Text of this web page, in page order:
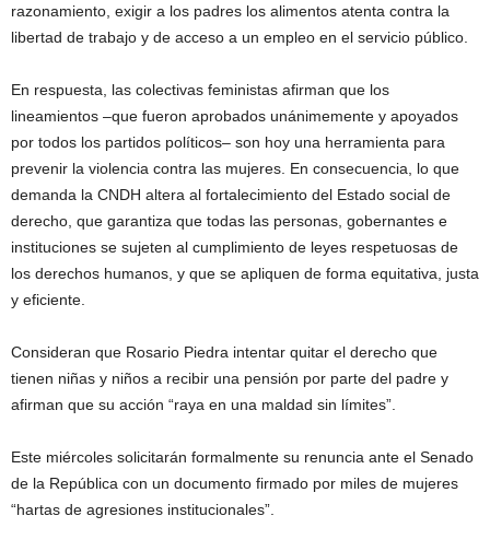
razonamiento, exigir a los padres los alimentos atenta contra la
libertad de trabajo y de acceso a un empleo en el servicio público.
En respuesta, las colectivas feministas afirman que los
lineamientos –que fueron aprobados unánimemente y apoyados
por todos los partidos políticos– son hoy una herramienta para
prevenir la violencia contra las mujeres. En consecuencia, lo que
demanda la CNDH altera al fortalecimiento del Estado social de
derecho, que garantiza que todas las personas, gobernantes e
instituciones se sujeten al cumplimiento de leyes respetuosas de
los derechos humanos, y que se apliquen de forma equitativa, justa
y eficiente.
Consideran que Rosario Piedra intentar quitar el derecho que
tienen niñas y niños a recibir una pensión por parte del padre y
afirman que su acción “raya en una maldad sin límites”.
Este miércoles solicitarán formalmente su renuncia ante el Senado
de la República con un documento firmado por miles de mujeres
“hartas de agresiones institucionales”.